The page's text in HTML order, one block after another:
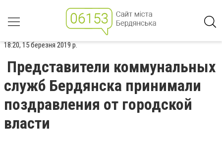
18:20, 15 березня 2019 р.
Представители коммунальных
служб Бердянска принимали
поздравления от городской
власти